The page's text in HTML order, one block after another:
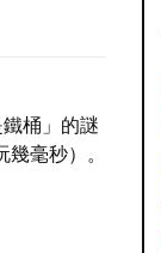
桶」的謎
毫秒）。